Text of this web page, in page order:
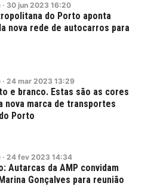
· 30 jun 2023 16:20
do Porto aponta
nova rede de autocarros para
· 24 mar 2023 13:29
e branco. Estas são as cores
nova marca de transportes
Porto
· 24 fev 2023 14:34
Autarcas da AMP convidam
Gonçalves para reunião